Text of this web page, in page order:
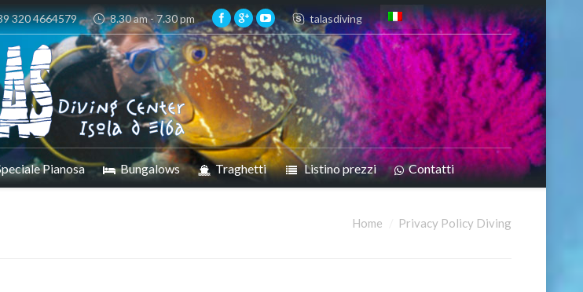
320 4664579 8.30 am - 7.30 pm talasdiving
Pianosa Bungalows Traghetti Listino prezzi Contatti
Home Privacy Policy Diving